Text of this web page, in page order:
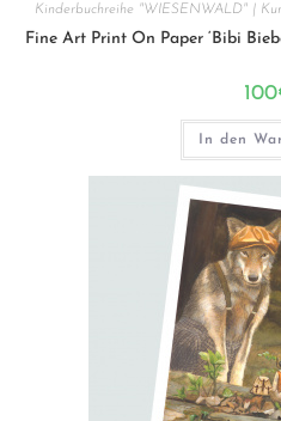
Kinderbuchreihe "WIESENWALD" |
Fine Art Print On Paper ‘Bibi
100
In den